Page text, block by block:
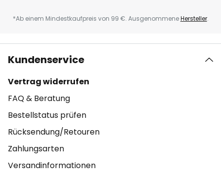
*Ab einem Mindestkaufpreis von 99 €. AusgenommeneHersteller.
Kundenservice
Vertrag widerrufen
FAQ & Beratung
Bestellstatus prüfen
Rücksendung/Retouren
Zahlungsarten
Versandinformationen